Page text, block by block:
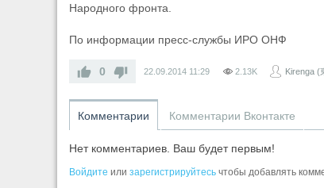
Народного фронта.
По информации пресс-службы ИРО ОНФ
0 22.09.2014 11:29 2.13K Kirenga (
Комментарии Комментарии Вконтакте
Нет комментариев. Ваш будет первым!
Войдите или зарегистрируйтесь чтобы добавлять